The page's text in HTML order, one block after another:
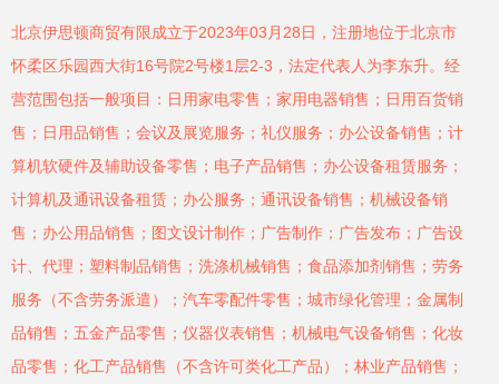
北京伊思顿商贸有限成立于2023年03月28日，注册地位于北京市
怀柔区乐园西大街16号院2号楼1层2-3，法定代表人为李东升。经
营范围包括一般项目：日用家电零售；家用电器销售；日用百货销
售；日用品销售；会议及展览服务；礼仪服务；办公设备销售；计
算机软硬件及辅助设备零售；电子产品销售；办公设备租赁服务；
计算机及通讯设备租赁；办公服务；通讯设备销售；机械设备销
售；办公用品销售；图文设计制作；广告制作；广告发布；广告设
计、代理；塑料制品销售；洗涤机械销售；食品添加剂销售；劳务
服务（不含劳务派遣）；汽车零配件零售；城市绿化管理；金属制
品销售；五金产品零售；仪器仪表销售；机械电气设备销售；化妆
品零售；化工产品销售（不含许可类化工产品）；林业产品销售；